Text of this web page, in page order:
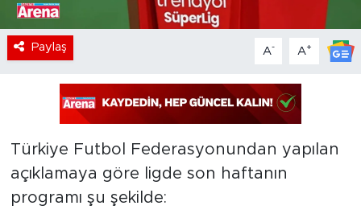
Paylaş A- A+
Türkiye Futbol Federasyonundan yapılan
açıklamaya göre ligde son haftanın
programı şu şekilde: